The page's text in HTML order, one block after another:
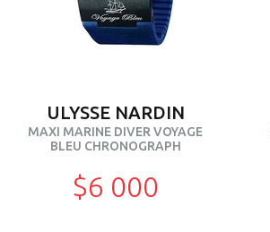
ULYSSE NARDIN
MAXI MARINE DIVER VOYAGE
BLEU CHRONOGRAPH
$6 000